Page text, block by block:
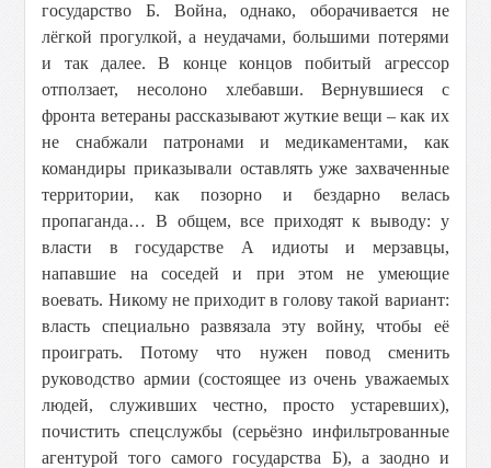
государство Б. Война, однако, оборачивается не
лёгкой прогулкой, а неудачами, большими потерями
и так далее. В конце концов побитый агрессор
отползает, несолоно хлебавши. Вернувшиеся с
фронта ветераны рассказывают жуткие вещи – как их
не снабжали патронами и медикаментами, как
командиры приказывали оставлять уже захваченные
территории, как позорно и бездарно велась
пропаганда… В общем, все приходят к выводу: у
власти в государстве А идиоты и мерзавцы,
напавшие на соседей и при этом не умеющие
воевать. Никому не приходит в голову такой вариант:
власть специально развязала эту войну, чтобы её
проиграть. Потому что нужен повод сменить
руководство армии (состоящее из очень уважаемых
людей, служивших честно, просто устаревших),
почистить спецслужбы (серьёзно инфильтрованные
агентурой того самого государства Б), а заодно и